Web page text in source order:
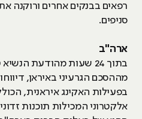
רפאים בבנקים אחרים ורוקנה
סניפים.
ארה"ב
בתוך 24 שעות מהודעת
מההסכם הגרעיני באיראן,
בפעילות האקינג איראנית,
אלקטרוני המכילות תוכנות